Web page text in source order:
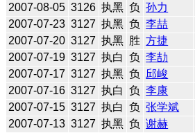
2007-08-05 3126 执黑 负 孙力
2007-07-23 3127 执黑 负 李喆
2007-07-20 3127 执黑 胜 方捷
2007-07-19 3127 执白 负 李劼
2007-07-17 3127 执黑 负 邱峻
2007-07-16 3127 执白 负 李康
2007-07-15 3127 执白 负 张学斌
2007-07-13 3127 执黑 负 谢赫